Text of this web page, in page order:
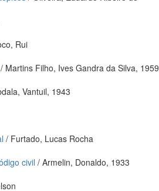
Rui
/ Martins Filho, Ives Gandra da Silva, 1959
Vantuil, 1943
/ Furtado, Lucas Rocha
civil / Armelin, Donaldo, 1933